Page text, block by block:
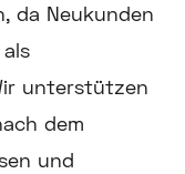
da Neukunden
unterstützen
dem
und